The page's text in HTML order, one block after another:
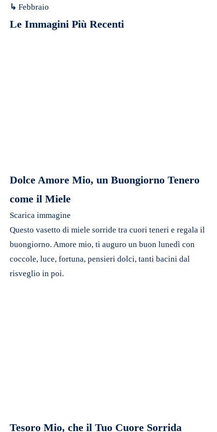
↳ Febbraio
Le Immagini Più Recenti
Dolce Amore Mio, un Buongiorno Tenero
come il Miele
Scarica immagine
Questo vasetto di miele sorride tra cuori teneri e regala il
buongiorno. Amore mio, ti auguro un buon lunedì con
coccole, luce, fortuna, pensieri dolci, tanti bacini dal
risveglio in poi.
Tesoro Mio, che il Tuo Cuore Sorrida